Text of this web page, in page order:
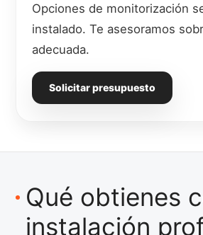
Opciones de monitorización
instalado. Te asesoramos
adecuada.
Solicitar presupuesto
Qué obtienes
instalación